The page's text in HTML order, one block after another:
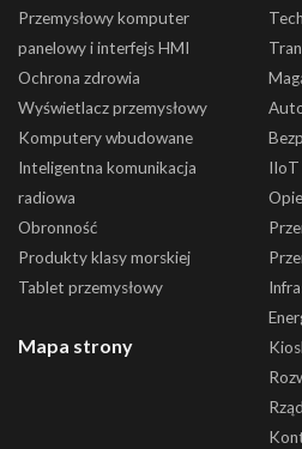
Przemysłowy komputer
panelowy i interfejs HMI
Ochrona zdrowia
Wyświetlacz przemysłowy
Komputery wbudowane
Inteligentna komunikacja
radiowa
Obronność
Produkty klasy morskiej
Tablet przemysłowy
Mapa strony
IIoT